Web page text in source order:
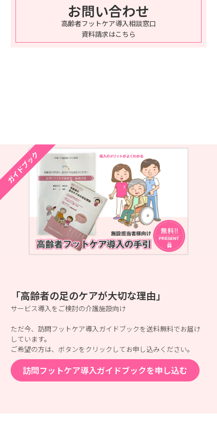
お問い合わせ
高齢者フットケア導入相談窓口
資料請求はこちら
「高齢者の足のケアが大切な理由」
サービス導入をご検討の介護施設向け
ただ今、訪問フットケア導入ガイドブックを送料無料でお届け
しています。
ご希望の方は、ボタンをクリックしてお申し込みください。
訪問フットケア導入ガイドブックを申し込む
ガイドブック